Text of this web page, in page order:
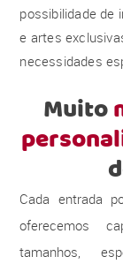
possibilidade de
e artes
necessidades
Muito
Cada entrada
oferecemos
tamanhos,